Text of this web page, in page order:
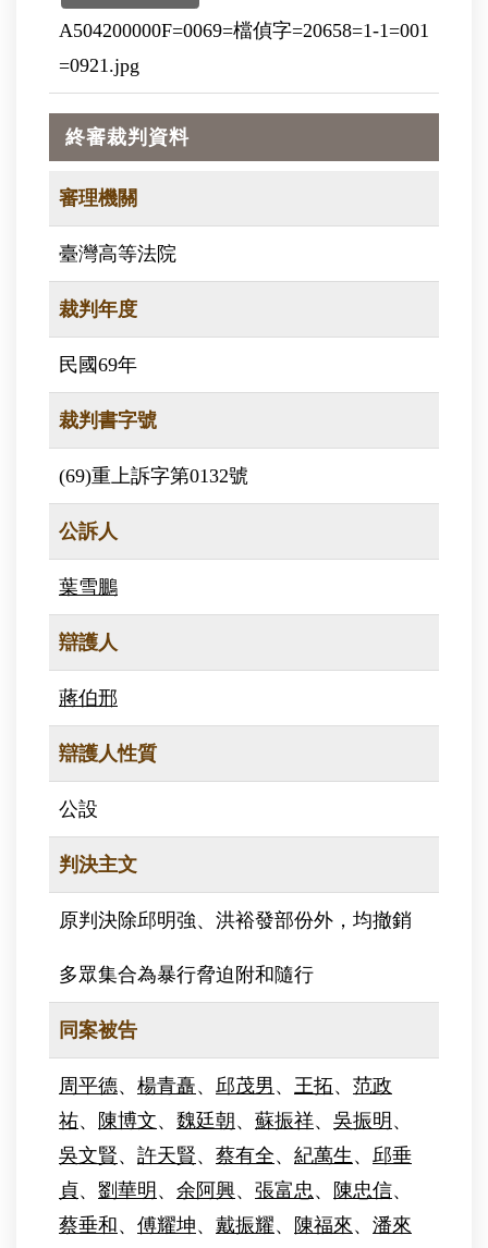
A504200000F=0069=檔偵字=20658=1-1=001
=0921.jpg
終審裁判資料
審理機關
臺灣高等法院
裁判年度
民國69年
裁判書字號
(69)重上訴字第0132號
公訴人
葉雪鵬
辯護人
蔣伯邢
辯護人性質
公設
判決主文
原判決除邱明強、洪裕發部份外，均撤銷
多眾集合為暴行脅迫附和隨行
同案被告
周平德、 楊青矗、 邱茂男 、 王拓、 范政
祐、 陳博文、 魏廷朝 、 蘇振祥、 吳振明 、
吳文賢、 許天賢、 蔡有全、 紀萬生 、 邱垂
貞、 劉華明 、 余阿興、 張富忠、 陳忠信、
蔡垂和 、 傅耀坤、 戴振耀、 陳福來、 潘來